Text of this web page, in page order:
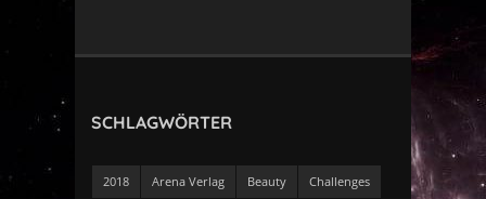
SCHLAGWÖRTER
2018 Arena Verlag Beauty Challenges